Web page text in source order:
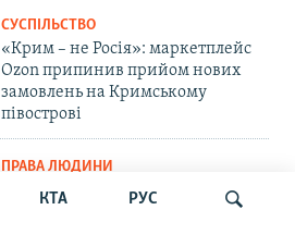
КТА РУС
СУСПІЛЬСТВО
«Крим – не Росія»: маркетплейс
Ozon припинив прийом нових
замовлень на Кримському
півострові
ПРАВА ЛЮДИНИ
Мить – і ти шпигун. Як у